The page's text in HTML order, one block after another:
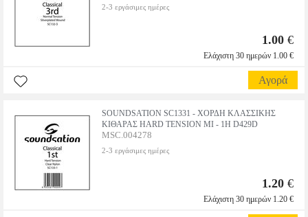
2-3 εργάσιμες ημέρες
1.00 €
Ελάχιστη 30 ημερών 1.00 €
Αγορά
SOUNDSATION SC1331 - ΧΟΡΔΗ ΚΛΑΣΣΙΚΗΣ
ΚΙΘΑΡΑΣ HARD TENSION ΜΙ - 1Η D429D
MSC.004278
2-3 εργάσιμες ημέρες
1.20 €
Ελάχιστη 30 ημερών 1.20 €